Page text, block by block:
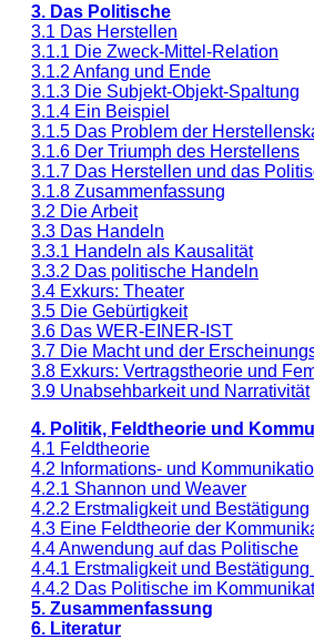
3. Das Politische
3.1 Das Herstellen
3.1.1 Die Zweck-Mittel-Relation
3.1.2 Anfang und Ende
3.1.3 Die Subjekt-Objekt-Spaltung
3.1.4 Ein Beispiel
3.1.5 Das Problem der
3.1.6 Der Triumph des Herstellens
3.1.7 Das Herstellen und das
3.1.8 Zusammenfassung
3.2 Die Arbeit
3.3 Das Handeln
3.3.1 Handeln als Kausalität
3.3.2 Das politische Handeln
3.4 Exkurs: Theater
3.5 Die Gebürtigkeit
3.6 Das WER-EINER-IST
3.7 Die Macht und der
3.8 Exkurs: Vertragstheorie und
3.9 Unabsehbarkeit und Narrativität
4. Politik, Feldtheorie und
4.1 Feldtheorie
4.2 Informations- und
4.2.1 Shannon und Weaver
4.2.2 Erstmaligkeit und Bestätigung
4.3 Eine Feldtheorie der
4.4 Anwendung auf das Politische
4.4.1 Erstmaligkeit und
4.4.2 Das Politische im
5. Zusammenfassung
6. Literatur